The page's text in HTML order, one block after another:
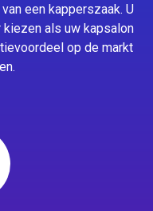
een kapperszaak. U
kiezen als uw kapsalon
op de markt